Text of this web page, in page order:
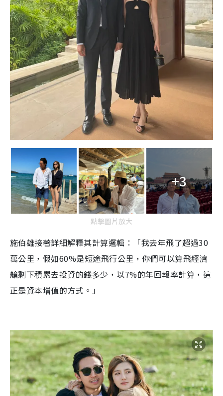
+3
點擊圖片放大
施伯雄接著詳細解釋其計算邏輯：「我去年飛了超過30
萬公里，假如60%是短途飛行公里，你們可以算飛經濟
艙剩下積累去投資的錢多少，以7%的年回報率計算，這
正是資本增值的方式。」